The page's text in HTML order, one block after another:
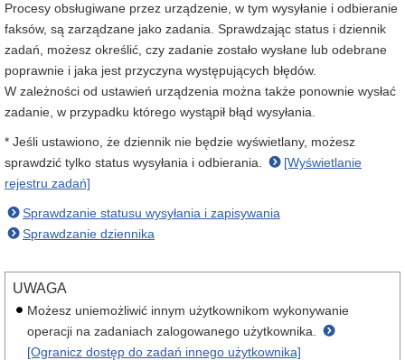
Procesy obsługiwane przez urządzenie, w tym wysyłanie i odbieranie
faksów, są zarządzane jako zadania. Sprawdzając status i dziennik
zadań, możesz określić, czy zadanie zostało wysłane lub odebrane
poprawnie i jaka jest przyczyna występujących błędów.
W zależności od ustawień urządzenia można także ponownie wysłać
zadanie, w przypadku którego wystąpił błąd wysyłania.
* Jeśli ustawiono, że dziennik nie będzie wyświetlany, możesz
sprawdzić tylko status wysyłania i odbierania.
[Wyświetlanie
rejestru zadań]
Sprawdzanie statusu wysyłania i zapisywania
Sprawdzanie dziennika
UWAGA
Możesz uniemożliwić innym użytkownikom wykonywanie
operacji na zadaniach zalogowanego użytkownika.
[Ogranicz dostęp do zadań innego użytkownika]